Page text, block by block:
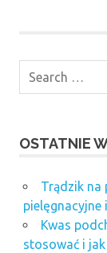
OSTATNIE
Trądzik na
pielęgnacyjne
Kwas
stosować i